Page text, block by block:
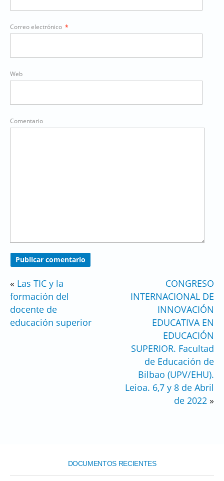
Correo electrónico *
Web
Comentario
« Las TIC y la
formación del
docente de
educación superior
CONGRESO
INTERNACIONAL DE
INNOVACIÓN
EDUCATIVA EN
EDUCACIÓN
SUPERIOR. Facultad
de Educación de
Bilbao (UPV/EHU).
Leioa. 6,7 y 8 de Abril
de 2022 »
DOCUMENTOS RECIENTES